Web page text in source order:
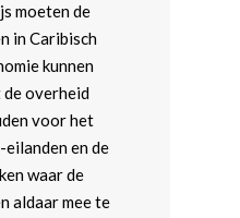
moeten de
in Caribisch
kunnen
de overheid
voor het
eilanden en de
waar de
aldaar mee te